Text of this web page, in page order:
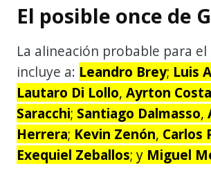
El posible once de
La alineación probable para
incluye a: Leandro Brey; Luis
Lautaro Di Lollo, Ayrton Costa
Saracchi; Santiago Dalmasso,
Herrera; Kevin Zenón, Carlos
Exequiel Zeballos; y Miguel